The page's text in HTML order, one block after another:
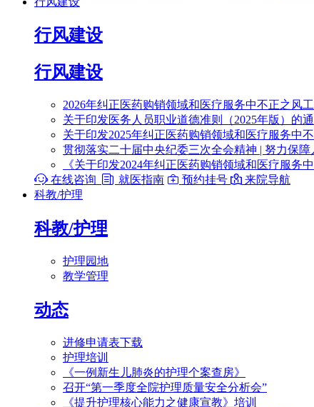
行风建设
行风建设
2026年纠正医药购销领域和医疗服务中不正之风
关于印发医务人员职业道德准则（2025年版）的
关于印发2025年纠正医药购销领域和医疗服务中
贯彻落实二十届中央纪委三次全会精神 | 努力保
《关于印发2024年纠正医药购销领域和医疗服务
在线咨询  就医指南  预约挂号  来院导航
科教/护理
科教/护理
护理园地
教学管理
动态
进修申请表下载
护理培训
《一例新生儿肺炎的护理个案查房》
召开“第一季度全院护理质量安全分析会”
《提升护理核心能力之健康宣教》培训